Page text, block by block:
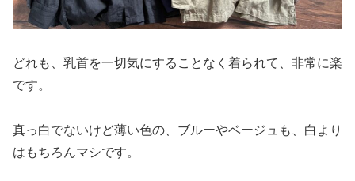
どれも、乳首を一切気にすることなく着られて、非常に楽
です。
真っ白でないけど薄い色の、ブルーやベージュも、白より
はもちろんマシです。